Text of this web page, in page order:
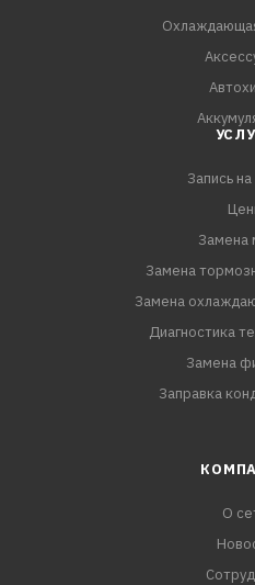
Быстро и эффективно
Существенно снижает
Уменьшает износ трущихся
продлевает срок
Запись
Замена
Замена
Замена
Диагностика
Замена
Заправка
О